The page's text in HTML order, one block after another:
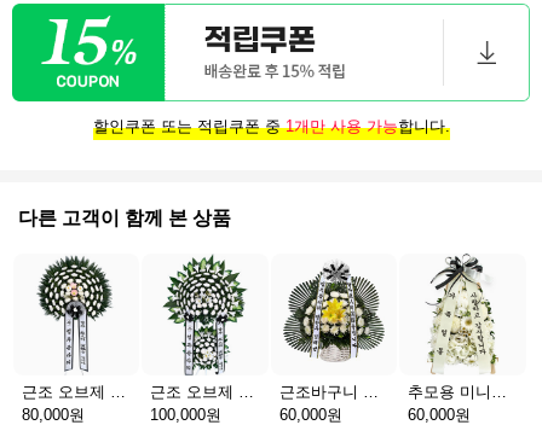
할인쿠폰 또는 적립쿠폰 중1개만 사용 가능합니다.
다른 고객이 함께 본 상품
80,000원
100,000원
60,000원
60,000원